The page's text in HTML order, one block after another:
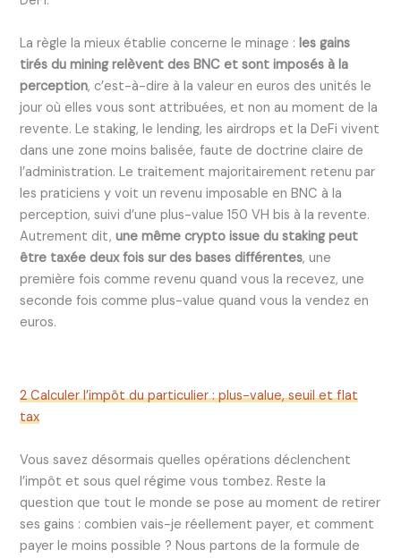
La règle la mieux établie concerne le minage :les gains
tirés du mining relèvent des BNC et sont imposés à la
perception, c’est-à-dire à la valeur en euros des unités le
jour où elles vous sont attribuées, et non au moment de la
revente. Le staking, le lending, les airdrops et la DeFi vivent
dans une zone moins balisée, faute de doctrine claire de
l’administration. Le traitement majoritairement retenu par
les praticiens y voit un revenu imposable en BNC à la
perception, suivi d’une plus-value 150 VH bis à la revente.
Autrement dit,une même crypto issue du staking peut
être taxée deux fois sur des bases différentes, une
première fois comme revenu quand vous la recevez, une
seconde fois comme plus-value quand vous la vendez en
euros.
2 Calculer l’impôt du particulier : plus-value, seuil et flat
tax
Vous savez désormais quelles opérations déclenchent
l’impôt et sous quel régime vous tombez. Reste la
question que tout le monde se pose au moment de retirer
ses gains : combien vais-je réellement payer, et comment
payer le moins possible ? Nous partons de la formule de